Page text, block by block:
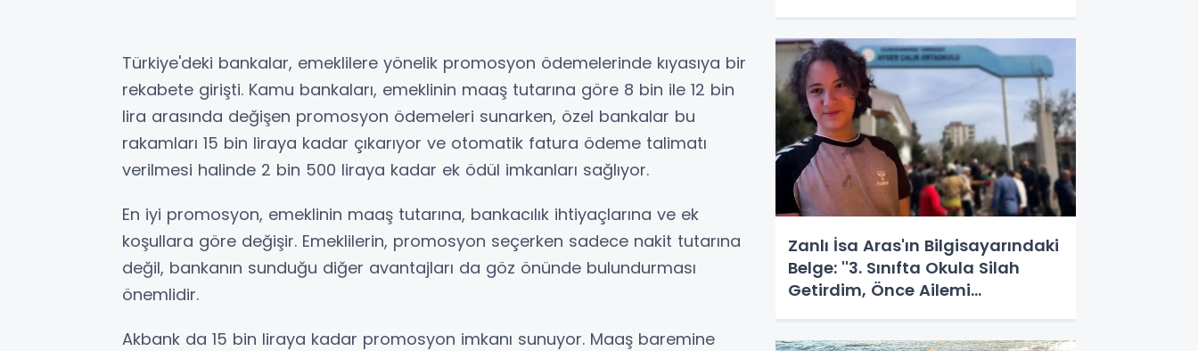
Türkiye'deki bankalar, emeklilere yönelik promosyon ödemelerinde kıyasıya bir
rekabete girişti. Kamu bankaları, emeklinin maaş tutarına göre 8 bin ile 12 bin
lira arasında değişen promosyon ödemeleri sunarken, özel bankalar bu
rakamları 15 bin liraya kadar çıkarıyor ve otomatik fatura ödeme talimatı
verilmesi halinde 2 bin 500 liraya kadar ek ödül imkanları sağlıyor.
En iyi promosyon, emeklinin maaş tutarına, bankacılık ihtiyaçlarına ve ek
koşullara göre değişir. Emeklilerin, promosyon seçerken sadece nakit tutarına
değil, bankanın sunduğu diğer avantajları da göz önünde bulundurması
önemlidir.
Akbank da 15 bin liraya kadar promosyon imkanı sunuyor. Maaş baremine
Zanlı İsa Aras'ın Bilgisayarındaki
Belge: ''3. Sınıfta Okula Silah
Getirdim, Önce Ailemi